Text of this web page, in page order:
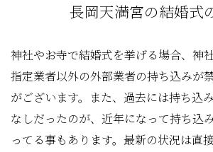
長岡天満宮の結婚式
神社やお寺で結婚式を挙げる場合、神
指定業者以外の外部業者の持ち込みが
がございます。また、過去には持ち込
なしだったのが、近年になって持ち込
ってる事もあります。最新の状況は直